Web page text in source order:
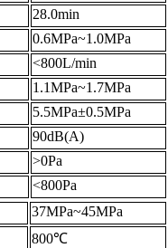
28.0min
0.6MPa~1.0MPa
<800L/min
1.1MPa~1.7MPa
5.5MPa±0.5MPa
90dB(A)
>0Pa
<800Pa
37MPa~45MPa
800℃